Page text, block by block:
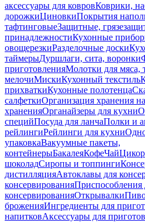
аксессуары для ковровКоврики,
дорожкиЦиновкиПокрытия
тафтинговыеЗащитные,
принадлежностиКухонные
овощерезкиРазделочные доски
таймерыДуршлаги, сита, воронки
приготовленияМолотки для мяса,
мелочиМискиКухонный текстиль
прихваткиКухонные полотенца
салфеткиОрганизация хранения
храненияОрганайзеры для кухни
специйПосуда для ланчаПолки и
рейлингиРейлинги для кухни
упаковкаВакуумные пакеты,
контейнерыБакалеяКофеЧай
шоколадСиропы и топпинги
дистилляцияАвтоклавы для
консервированияПриспособления
консервированияОткрывалки
броженияИнгредиенты для
напитковАксессуары для